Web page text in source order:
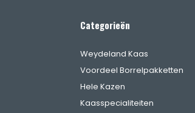
Categorieën
Weydeland Kaas
Voordeel Borrelpakketten
Hele Kazen
Kaasspecialiteiten